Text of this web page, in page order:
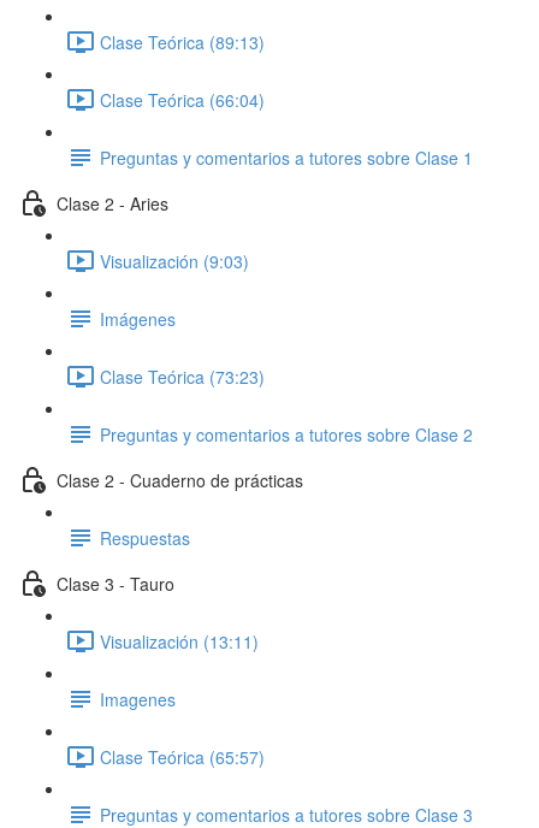
Clase Teórica (89:13)
Clase Teórica (66:04)
Preguntas y comentarios a tutores sobre Clase 1
Clase 2 - Aries
Visualización (9:03)
Imágenes
Clase Teórica (73:23)
Preguntas y comentarios a tutores sobre Clase 2
Clase 2 - Cuaderno de prácticas
Respuestas
Clase 3 - Tauro
Visualización (13:11)
Imagenes
Clase Teórica (65:57)
Preguntas y comentarios a tutores sobre Clase 3